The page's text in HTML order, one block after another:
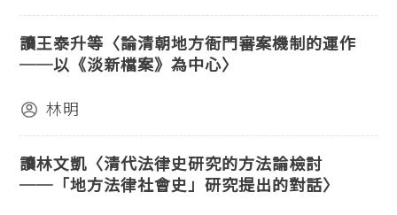
讀王泰升等〈論清朝地方衙門審案機制的運作
──以《淡新檔案》為中心〉
林明
讀林文凱〈清代法律史研究的方法論檢討
──「地方法律社會史」研究提出的對話〉